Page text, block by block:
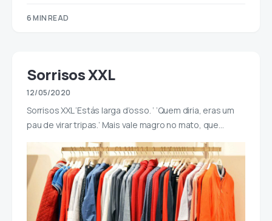
6 MIN READ
Sorrisos XXL
12/05/2020
Sorrisos XXL ‘Estás larga d’osso. ‘ ‘Quem diria, eras um
pau de virar tripas.’ Mais vale magro no mato, que…